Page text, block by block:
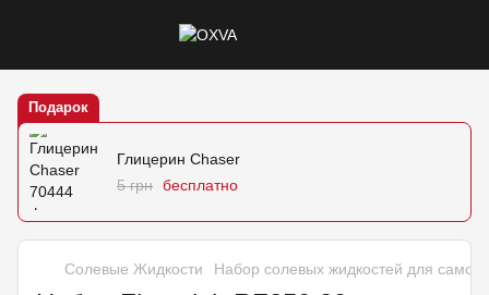
Подарок
Глицерин Chaser
5 грн бесплатно
Солевые Жидкости Набор солевых жидкостей для